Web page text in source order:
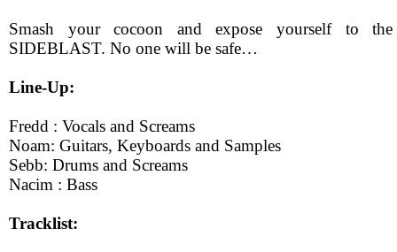
Smash your cocoon and expose yourself to
SIDEBLAST. No one will be safe…
Line-Up:
Fredd : Vocals and Screams
Noam: Guitars, Keyboards and Samples
Sebb: Drums and Screams
Nacim : Bass
Tracklist: